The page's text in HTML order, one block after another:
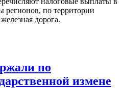
регионов, по территории
дорога.
по
измене